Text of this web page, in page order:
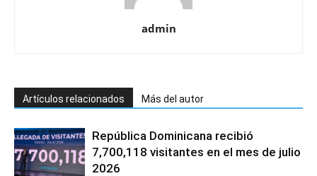
admin
Artículos relacionados Más del autor
República Dominicana recibió
7,700,118 visitantes en el mes de julio
2026